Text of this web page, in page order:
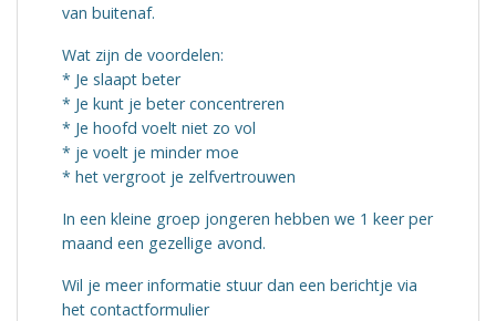
van buitenaf.
Wat zijn de voordelen:
* Je slaapt beter
* Je kunt je beter concentreren
* Je hoofd voelt niet zo vol
* je voelt je minder moe
* het vergroot je zelfvertrouwen
In een kleine groep jongeren hebben we 1 keer per
maand een gezellige avond.
Wil je meer informatie stuur dan een berichtje via
het contactformulier